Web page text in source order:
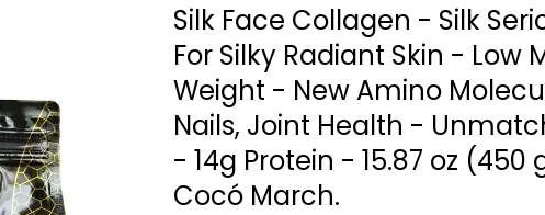
Silk Face Collagen - Silk
For Silky Radiant Skin - Low
Weight - New Amino
Nails, Joint Health -
- 14g Protein - 15.87 oz (450
Cocó March.